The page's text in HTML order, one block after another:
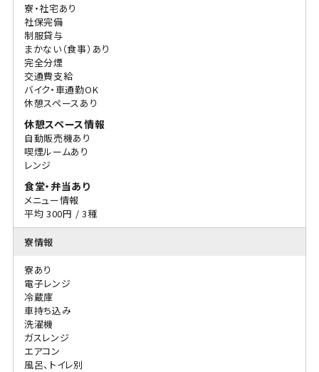
寮・社宅あり
社保完備
制服貸与
まかない（食事）あり
完全分煙
交通費支給
バイク・車通勤OK
休憩スペースあり
休憩スペース情報
自動販売機あり
喫煙ルームあり
レンジ
食堂・弁当あり
メニュー情報
平均 300円 / 3種
寮情報
寮あり
電子レンジ
冷蔵庫
車持ち込み
洗濯機
ガスレンジ
エアコン
風呂、トイレ別